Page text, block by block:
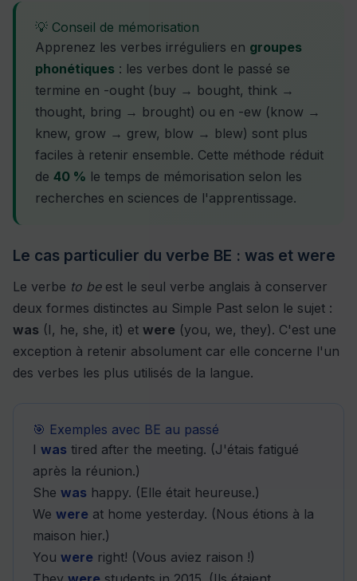
💡 Conseil de mémorisation
Apprenez les verbes irréguliers en groupes
phonétiques : les verbes dont le passé se
termine en -ought (buy → bought, think →
thought, bring → brought) ou en -ew (know →
knew, grow → grew, blow → blew) sont plus
faciles à retenir ensemble. Cette méthode réduit
de 40 % le temps de mémorisation selon les
recherches en sciences de l'apprentissage.
Le cas particulier du verbe BE : was et were
Le verbe to beest le seul verbe anglais à conserver
deux formes distinctes au Simple Past selon le sujet :
was (I, he, she, it) et were (you, we, they). C'est une
exception à retenir absolument car elle concerne l'un
des verbes les plus utilisés de la langue.
🎯 Exemples avec BE au passé
I was tired after the meeting. (J'étais fatigué
après la réunion.)
She was happy. (Elle était heureuse.)
We were at home yesterday. (Nous étions à la
maison hier.)
You were right! (Vous aviez raison !)